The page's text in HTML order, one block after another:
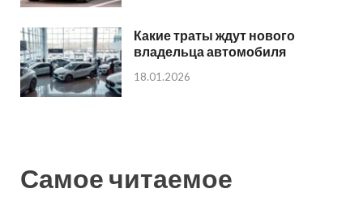
Какие траты ждут нового
владельца автомобиля
18.01.2026
Самое читаемое